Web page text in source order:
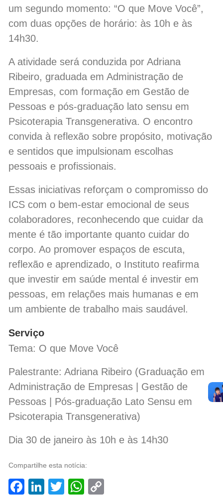
um segundo momento: “O que Move Você”,
com duas opções de horário: às 10h e às
14h30.
A atividade será conduzida por Adriana
Ribeiro, graduada em Administração de
Empresas, com formação em Gestão de
Pessoas e pós-graduação lato sensu em
Psicoterapia Transgenerativa. O encontro
convida à reflexão sobre propósito, motivação
e sentidos que impulsionam escolhas
pessoais e profissionais.
Essas iniciativas reforçam o compromisso do
ICS com o bem-estar emocional de seus
colaboradores, reconhecendo que cuidar da
mente é tão importante quanto cuidar do
corpo. Ao promover espaços de escuta,
reflexão e aprendizado, o Instituto reafirma
que investir em saúde mental é investir em
pessoas, em relações mais humanas e em
um ambiente de trabalho mais saudável.
Serviço
Tema: O que Move Você
Palestrante: Adriana Ribeiro (Graduação em
Administração de Empresas | Gestão de
Pessoas | Pós-graduação Lato Sensu em
Psicoterapia Transgenerativa)
Dia 30 de janeiro às 10h e às 14h30
Compartilhe esta notícia:
Facebook
LinkedIn
TwitterWhatsApp